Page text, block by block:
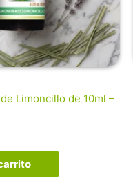
Limoncillo de 10ml –